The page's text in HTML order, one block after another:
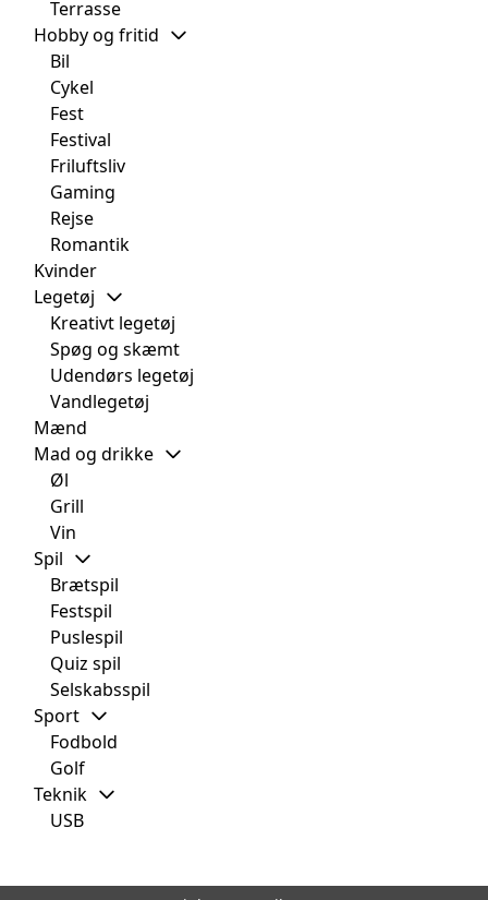
Terrasse
Hobby og fritid
Bil
Cykel
Fest
Festival
Friluftsliv
Gaming
Rejse
Romantik
Kvinder
Legetøj
Kreativt legetøj
Spøg og skæmt
Udendørs legetøj
Vandlegetøj
Mænd
Mad og drikke
Øl
Grill
Vin
Spil
Brætspil
Festspil
Puslespil
Quiz spil
Selskabsspil
Sport
Fodbold
Golf
Teknik
USB